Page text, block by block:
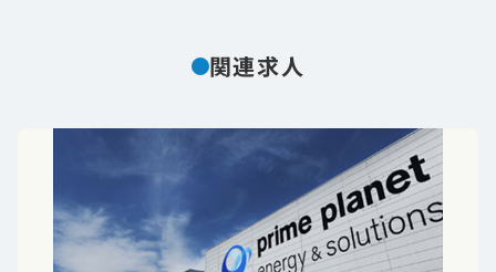
関連求人